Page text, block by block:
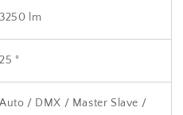
3250 lm
25 °
Auto / DMX / Master Slave /